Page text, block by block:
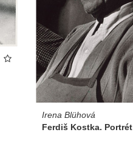
Irena Blühová
Ferdiš Kostka. Portrét